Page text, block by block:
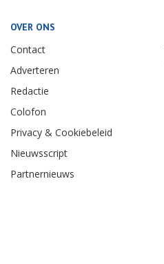
OVER ONS
Contact
Adverteren
Redactie
Colofon
Privacy & Cookiebeleid
Nieuwsscript
Partnernieuws